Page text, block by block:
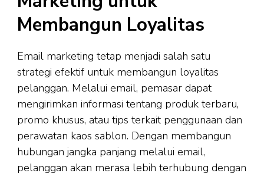
Membangun Loyalitas
Email marketing tetap menjadi salah satu
strategi efektif untuk membangun loyalitas
pelanggan. Melalui email, pemasar dapat
mengirimkan informasi tentang produk terbaru,
promo khusus, atau tips terkait penggunaan dan
perawatan kaos sablon. Dengan membangun
hubungan jangka panjang melalui email,
pelanggan akan merasa lebih terhubung dengan